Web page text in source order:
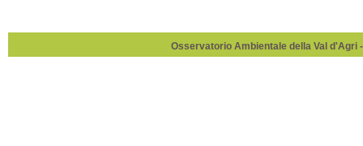
Osservatorio Ambientale della Val d'Agri